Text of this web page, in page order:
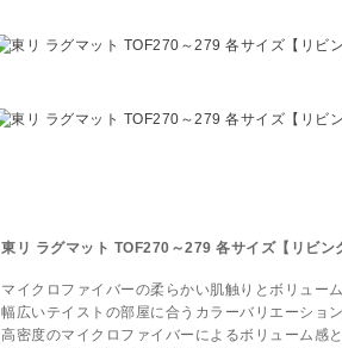
東リ ラグマット TOF270～279 各サイズ【リビン
マイクロファイバーの柔らかい肌触りとボリュー
幅広いテイストの部屋に合うカラーバリエーション
高密度のマイクロファイバーによるボリューム感